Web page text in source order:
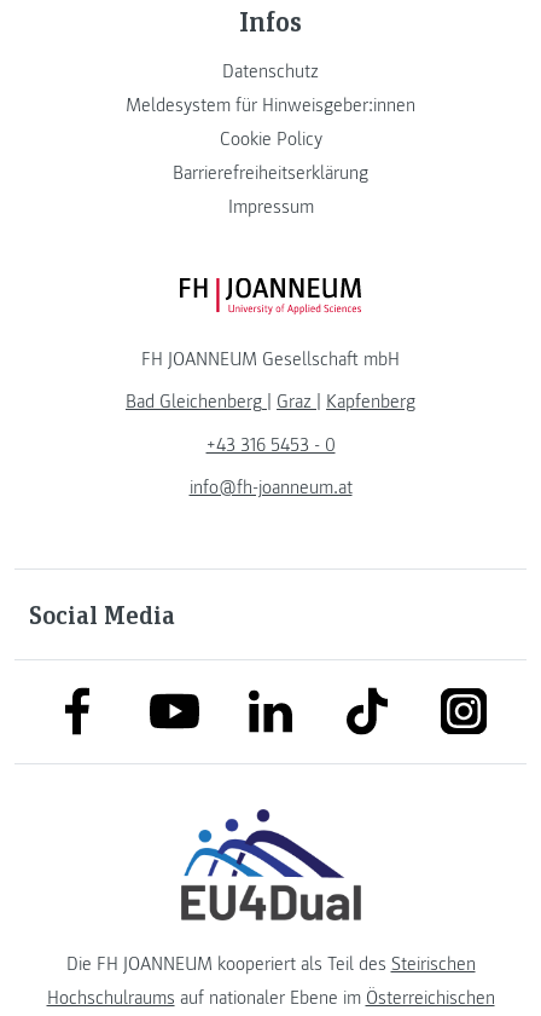
Infos
Datenschutz
Meldesystem für Hinweisgeber:innen
Cookie Policy
Barrierefreiheitserklärung
Impressum
FH JOANNEUM Logo
FH JOANNEUM Gesellschaft mbH
Bad Gleichenberg
Graz
Kapfenberg
+43 316 5453 - 0
info@fh-joanneum.at
Social Media
link to facebooklink to youtubelink to linkedinlink to tiktok
Die FH JOANNEUM kooperiert als Teil des Steirischen
Hochschulraums auf nationaler Ebene im Österreichischen